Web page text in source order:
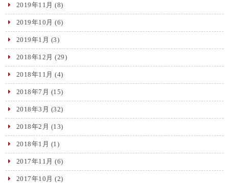
2019年11月 (8)
2019年10月 (6)
2019年1月 (3)
2018年12月 (29)
2018年11月 (4)
2018年7月 (15)
2018年3月 (32)
2018年2月 (13)
2018年1月 (1)
2017年11月 (6)
2017年10月 (2)